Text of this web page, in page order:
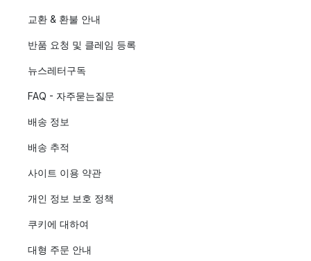
교환 & 환불 안내
반품 요청 및 클레임 등록
뉴스레터구독
FAQ - 자주묻는질문
배송 정보
배송 추적
사이트 이용 약관
개인 정보 보호 정책
쿠키에 대하여
대형 주문 안내